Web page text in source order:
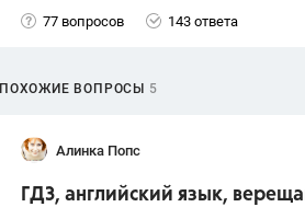
77 вопросов 143 ответа
ПОХОЖИЕ ВОПРОСЫ 5
Алинка Попс
ГДЗ, английский язык,